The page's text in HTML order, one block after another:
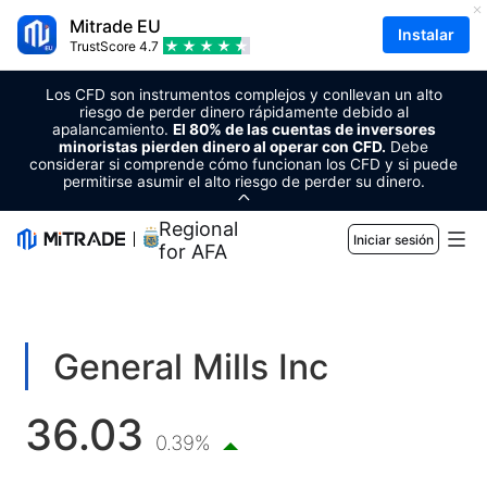
Mitrade EU
TrustScore 4.7
Instalar
Los CFD son instrumentos complejos y conllevan un alto
riesgo de perder dinero rápidamente debido al
apalancamiento. El 80% de las cuentas de inversores
minoristas pierden dinero al operar con CFD. Debe
considerar si comprende cómo funcionan los CFD y si puede
permitirse asumir el alto riesgo de perder su dinero.
Regional Sponsor
for AFA
Iniciar sesión
Forex
Materias primas
CRIPTOMONEDAS
Comercio
Plataforma de trading
Gestión de riesgo
Herramientas de mercado
Calendario económico
Educación
General Mills Inc
36.03 0.39%